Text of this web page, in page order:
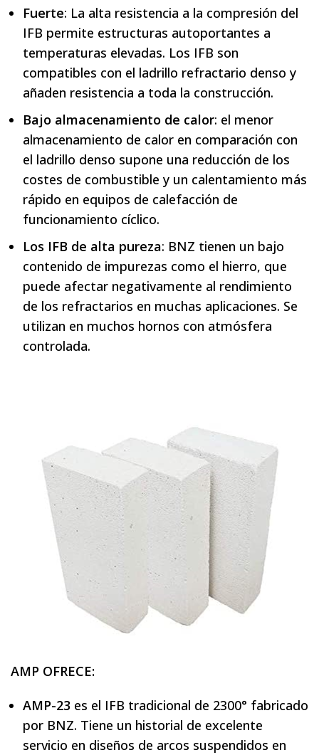
Fuerte: La alta resistencia a la compresión del
IFB permite estructuras autoportantes a
temperaturas elevadas. Los IFB son
compatibles con el ladrillo refractario denso y
añaden resistencia a toda la construcción.
Bajo almacenamiento de calor: el menor
almacenamiento de calor en comparación con
el ladrillo denso supone una reducción de los
costes de combustible y un calentamiento más
rápido en equipos de calefacción de
funcionamiento cíclico.
Los IFB de alta pureza: BNZ tienen un bajo
contenido de impurezas como el hierro, que
puede afectar negativamente al rendimiento
de los refractarios en muchas aplicaciones. Se
utilizan en muchos hornos con atmósfera
controlada.
AMP OFRECE:
AMP-23 es el IFB tradicional de 2300° fabricado
por BNZ. Tiene un historial de excelente
servicio en diseños de arcos suspendidos en